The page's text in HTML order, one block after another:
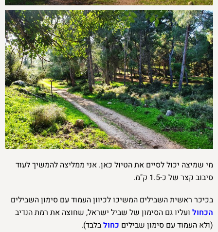
מי שמיצה יכול לסיים את הטיול כאן. אני ממליצה להמשיך לעוד
סיבוב קצר של כ-1.5 ק"מ.
בכיכר ראשית השבילים המשיכו לכיוון העמוד עם סימון השבילים
הכחול ועליו גם הסימון של שביל ישראל, שחוצה את רמת הנדיב
(ולא העמוד עם סימון שבילים כחולבלבד).